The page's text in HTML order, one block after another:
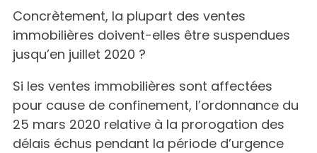
Concrètement, la plupart des ventes
immobilières doivent-elles être suspendues
jusqu’en juillet 2020 ?
Si les ventes immobilières sont affectées
pour cause de confinement, l’ordonnance du
25 mars 2020 relative à la prorogation des
délais échus pendant la période d’urgence